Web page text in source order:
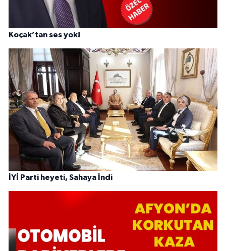
Koçak’tan ses yok!
İYİ Parti heyeti, Sahaya İndi